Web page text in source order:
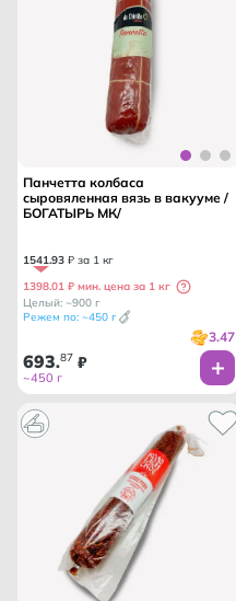
Панчетта колбаса
сыровяленная вязь в вакууме /
БОГАТЫРЬ МК/
1541.93 ₽ за 1 кг
1398.01 ₽ мин. цена за 1 кг
Целый: ~900 г
Режем по: ~450 г
3.47
693.87 ₽
~450 г